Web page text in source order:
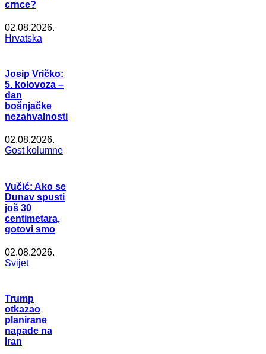
crnce?
02.08.2026.
Hrvatska
Josip Vričko:
5. kolovoza –
dan
bošnjačke
nezahvalnosti
02.08.2026.
Gost kolumne
Vučić: Ako se
Dunav spusti
još 30
centimetara,
gotovi smo
02.08.2026.
Svijet
Trump
otkazao
planirane
napade na
Iran